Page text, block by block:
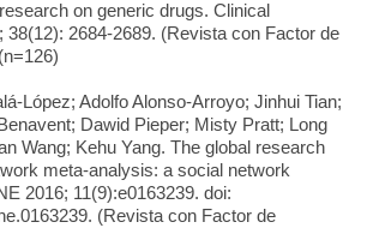
on generic drugs. Clinical
38(12): 2684-2689. (Revista con Factor de
López; Adolfo Alonso-Arroyo; Jinhui Tian;
Dawid Pieper; Misty Pratt; Long
Wang; Kehu Yang. The global research
meta-analysis: a social network
2016; 11(9):e0163239. doi:
(Revista con Factor de